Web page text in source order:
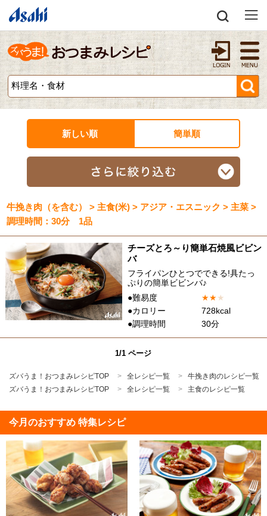
新しい順 簡単順
牛挽き肉（を含む） > 主食(米) > アジア・エスニック > 主菜 >
調理時間：30分 1品
チーズとろ～り簡単石焼風ビビン
バ
フライパンひとつでできる!具たっ
ぷりの簡単ビビンバ♪
●難易度
★★★
●カロリー
728kcal
●調理時間
30分
1/1 ページ
ズバうま！おつまみレシピTOP 全レシピ一覧
牛挽き肉のレシピ一覧
ズバうま！おつまみレシピTOP
全レシピ一覧 主食のレシピ一覧
今月のおすすめ 特集レシピ